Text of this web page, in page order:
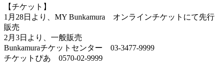
【チケット】
1月28日より、MY Bunkamura オンラインチケットにて先行
販売
2月3日より、一般販売
Bunkamuraチケットセンター 03-3477-9999
チケットぴあ 0570-02-9999